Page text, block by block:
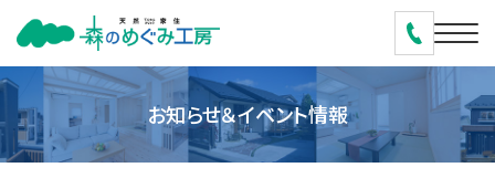
お知らせ＆イベント情報